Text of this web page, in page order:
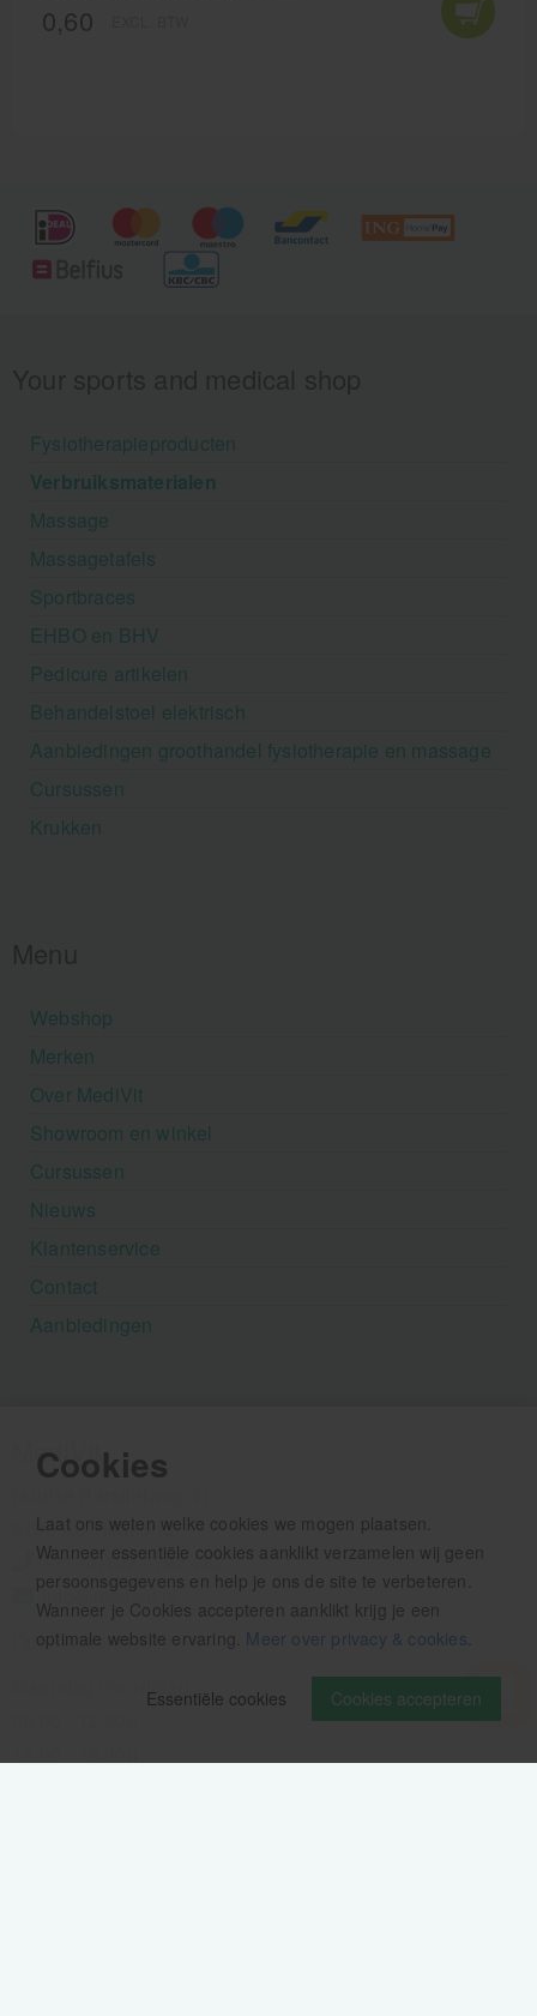
Cookies
Laat ons weten welke cookies we mogen plaatsen.
Wanneer essentiële cookies aanklikt verzamelen wij geen
persoonsgegevens en help je ons de site te verbeteren.
Wanneer je Cookies accepteren aanklikt krijg je een
optimale website ervaring. Meer over privacy & cookies
Cookies accepteren
Essentiële cookies
0,60
Fysiotherapieproducten
Verbruiksmaterialen
Massage
Massagetafels
Sportbraces
EHBO en BHV
Pedicure artikelen
Behandelstoel elektrisch
Aanbiedingen groothandel fysiotherapie en massage
Cursussen
Krukken
Webshop
Merken
Over MediVit
Showroom en winkel
Cursussen
Nieuws
Klantenservice
Contact
Aanbiedingen
MediVit
5706 AC Helmond
+31 (0)492 - 792 482
info@medivit.nl
Openingstijden:
Maandag t/m vrijdag